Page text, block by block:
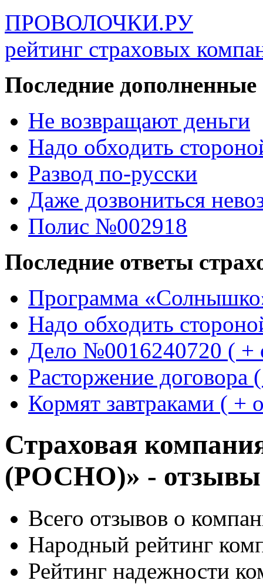
ПРОВОЛОЧКИ.РУ
рейтинг страховых
Последние
Не возвращают деньги
Надо обходить
Развод по-русски
Даже дозвониться
Полис №002918
Последние ответы
Программа
Надо обходить
Дело №0016240720 ( +
Расторжение договора
Кормят завтраками ( +
Страховая
(РОСНО)» - отзывы
Всего отзывов о
Народный рейтинг
Рейтинг надежности